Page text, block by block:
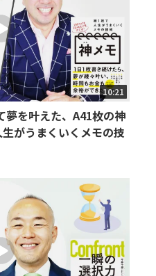
10:21
夢を叶えた、A41枚の神
がうまくいくメモの技